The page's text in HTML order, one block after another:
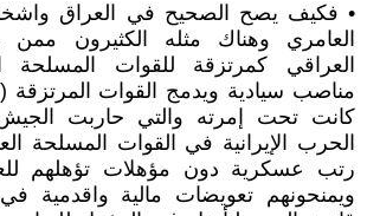
• فكيف يصح الصحيح في العراق
العامري وهناك مثله الكثيرون ممن
العراقي كمرتزقة للقوات المسلحة
مناصب سيادية ويدمج القوات المرتزقة
كانت تحت إمرته والتي حاربت
الحرب الإيرانية في القوات المسلحة
رتب عسكرية دون مؤهلات تؤهلهم
ويمنحونهم تعويضات مالية واقدمية